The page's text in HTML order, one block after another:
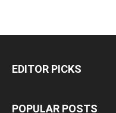
EDITOR PICKS
POPULAR POSTS